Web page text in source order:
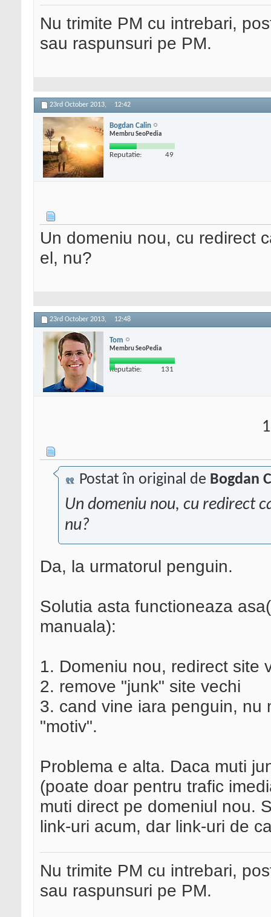
Nu trimite PM cu intrebari,
sau raspunsuri pe PM.
23rd October 2013, 12:42
Bogdan Calin
Membru SeoPedia
Reputatie: 49
Un domeniu nou, cu redirect
el, nu?
23rd October 2013, 12:48
Tom
Membru SeoPedia
Reputatie: 131
Postat în original de Bogdan
Un domeniu nou, cu redirect
nu?
Da, la urmatorul penguin.
Solutia asta functioneaza
manuala):
1. Domeniu nou, redirect site
2. remove "junk" site vechi
3. cand vine iara penguin, nu
"motiv".
Problema e alta. Daca muti
(poate doar pentru trafic
muti direct pe domeniul nou.
link-uri acum, dar link-uri de
Nu trimite PM cu intrebari,
sau raspunsuri pe PM.